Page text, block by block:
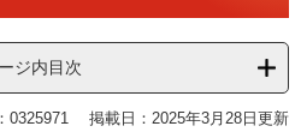
ジ内目次
0325971 掲載日：2025年3月28日更新